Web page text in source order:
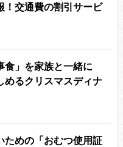
！交通費の割引サービ
食」を家族と一緒に
めるクリスマスディナ
ための「おむつ使用証